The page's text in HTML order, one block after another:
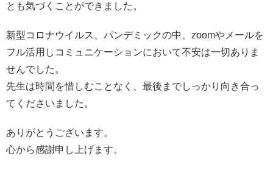
とも気づくことができました。
新型コロナウイルス、パンデミックの中、zoomやメールを
フル活用しコミュニケーションにおいて不安は一切ありま
せんでした。
先生は時間を惜しむことなく、最後までしっかり向き合っ
てくださいました。
ありがとうございます。
心から感謝申し上げます。